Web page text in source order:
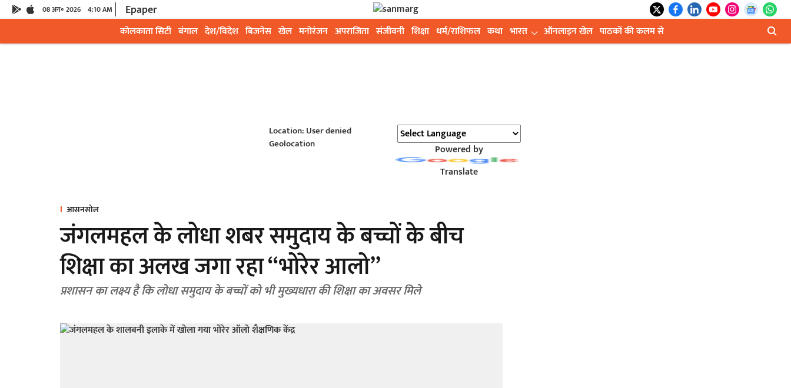
08 अग॰ 2026 4:10 AM Epaper
कोलकाता सिटी बंगाल देश/विदेश बिजनेस खेल मनोरंजन अपराजिता संजीवनी शिक्षा धर्म/राशिफल कथा भारत ऑनलाइन खेल पाठकों की कलम से
Location: User denied
Geolocation
Powered by
Translate
आसनसोल
जंगलमहल के लोधा शबर समुदाय के बच्चों के बीच
शिक्षा का अलख जगा रहा ‘‘भोरेर आलो’’
प्रशासन का लक्ष्य है कि लोधा समुदाय के बच्चों को भी मुख्यधारा की शिक्षा का अवसर मिले